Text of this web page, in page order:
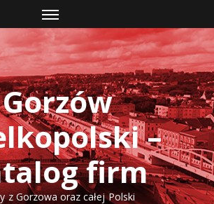
Gorzów
–
firm
z Gorzowa oraz całej Polski